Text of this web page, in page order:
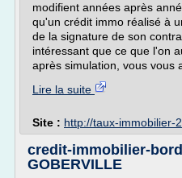
modifient années après
qu'un crédit immo réalisé à
de la signature de son
intéressant que ce que l'on
après simulation, vous vous
Lire la suite
Site : http://taux-immobilier-
credit-immobilier-
GOBERVILLE